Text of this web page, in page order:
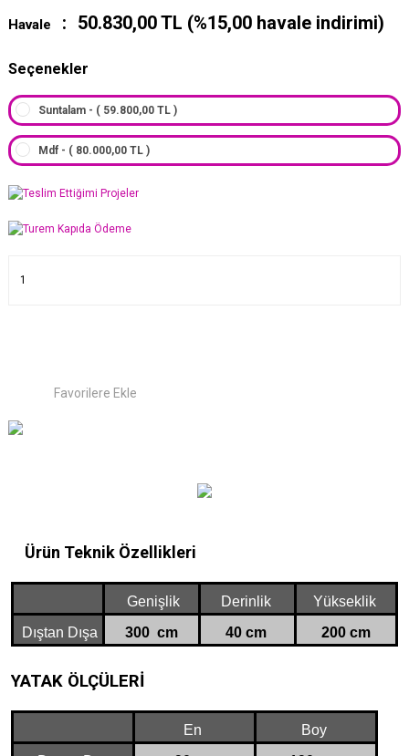
Havale 50.830,00 TL (%15,00 havale indirimi)
Seçenekler
Suntalam - ( 59.800,00 TL )
Mdf - ( 80.000,00 TL )
Ürün Teknik Özellikleri
Genişlik Derinlik
Yükseklik
Dıştan Dışa
300 cm 40 cm 200 cm
YATAK ÖLÇÜLERİ
En
Boy